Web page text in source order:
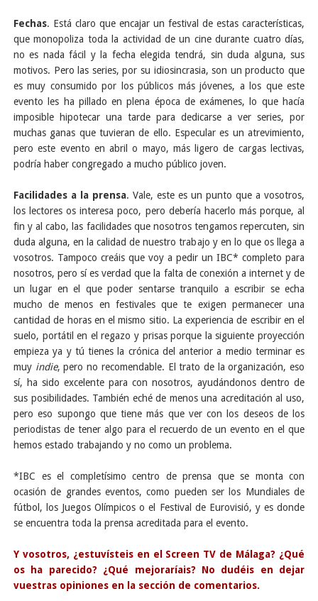
Fechas. Está claro que encajar un festival de estas características,
que monopoliza toda la actividad de un cine durante cuatro días,
no es nada fácil y la fecha elegida tendrá, sin duda alguna, sus
motivos. Pero las series, por su idiosincrasia, son un producto que
es muy consumido por los públicos más jóvenes, a los que este
evento les ha pillado en plena época de exámenes, lo que hacía
imposible hipotecar una tarde para dedicarse a ver series, por
muchas ganas que tuvieran de ello. Especular es un atrevimiento,
pero este evento en abril o mayo, más ligero de cargas lectivas,
podría haber congregado a mucho público joven.
Facilidades a la prensa. Vale, este es un punto que a vosotros,
los lectores os interesa poco, pero debería hacerlo más porque, al
fin y al cabo, las facilidades que nosotros tengamos repercuten, sin
duda alguna, en la calidad de nuestro trabajo y en lo que os llega a
vosotros. Tampoco creáis que voy a pedir un IBC* completo para
nosotros, pero sí es verdad que la falta de conexión a internet y de
un lugar en el que poder sentarse tranquilo a escribir se echa
mucho de menos en festivales que te exigen permanecer una
cantidad de horas en el mismo sitio. La experiencia de escribir en el
suelo, portátil en el regazo y prisas porque la siguiente proyección
empieza ya y tú tienes la crónica del anterior a medio terminar es
muy indie, pero no recomendable. El trato de la organización, eso
sí, ha sido excelente para con nosotros, ayudándonos dentro de
sus posibilidades. También eché de menos una acreditación al uso,
pero eso supongo que tiene más que ver con los deseos de los
periodistas de tener algo para el recuerdo de un evento en el que
hemos estado trabajando y no como un problema.
*IBC es el completísimo centro de prensa que se monta con
ocasión de grandes eventos, como pueden ser los Mundiales de
fútbol, los Juegos Olímpicos o el Festival de Eurovisió, y es donde
se encuentra toda la prensa acreditada para el evento.
Y vosotros, ¿estuvísteis en el Screen TV de Málaga? ¿Qué
os ha parecido? ¿Qué mejoraríais? No dudéis en dejar
vuestras opiniones en la sección de comentarios.